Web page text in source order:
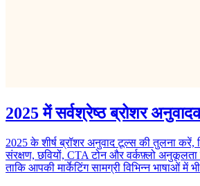
2025 में सर्वश्रेष्ठ ब्रोशर
2025 के शीर्ष ब्रॉशर अनुवाद टूल्स की तुलना
संरक्षण, छवियों, CTA टोन और वर्कफ़्लो
ताकि आपकी मार्केटिंग सामग्री विभिन्न भाषाओं में